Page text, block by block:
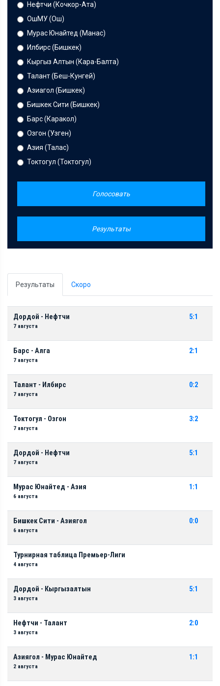
Нефтчи (Кочкор-Ата)
ОшМУ (Ош)
Мурас Юнайтед (Манас)
Илбирс (Бишкек)
Кыргыз Алтын (Кара-Балта)
Талант (Беш-Кунгей)
Азиагол (Бишкек)
Бишкек Сити (Бишкек)
Барс (Каракол)
Озгон (Узген)
Азия (Талас)
Токтогул (Токтогул)
Голосовать
Результаты
Результаты Скоро
Дордой - Нефтчи
7 августа
5:1
Барс - Алга
7 августа
2:1
Талант - Илбирс
7 августа
0:2
Токтогул - Озгон
7 августа
3:2
Дордой - Нефтчи
7 августа
5:1
Мурас Юнайтед - Азия
6 августа
1:1
Бишкек Сити - Азиягол
6 августа
0:0
Турнирная таблица Премьер-Лиги
4 августа
Дордой - Кыргызалтын
3 августа
5:1
Нефтчи - Талант
3 августа
2:0
Азиягол - Мурас Юнайтед
2 августа
1:1